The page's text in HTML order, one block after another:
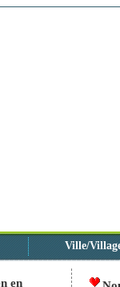
Ville/
en